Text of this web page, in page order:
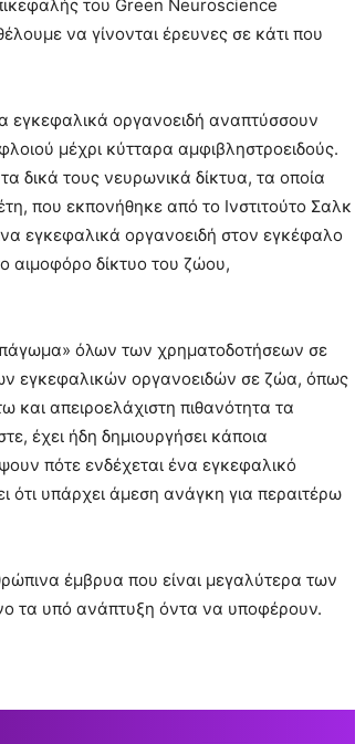
του Green Neuroscience
να γίνονται έρευνες σε κάτι που
εγκεφαλικά οργανοειδή αναπτύσσουν
μέχρι κύτταρα αμφιβληστροειδούς.
δικά τους νευρωνικά δίκτυα, τα οποία
που εκπονήθηκε από το Ινστιτούτο Σαλκ
εγκεφαλικά οργανοειδή στον εγκέφαλο
αιμοφόρο δίκτυο του ζώου,
όλων των χρηματοδοτήσεων σε
εγκεφαλικών οργανοειδών σε ζώα, όπως
απειροελάχιστη πιθανότητα τα
έχει ήδη δημιουργήσει κάποια
πότε ενδέχεται ένα εγκεφαλικό
ότι υπάρχει άμεση ανάγκη για περαιτέρω
έμβρυα που είναι μεγαλύτερα των
τα υπό ανάπτυξη όντα να υποφέρουν.